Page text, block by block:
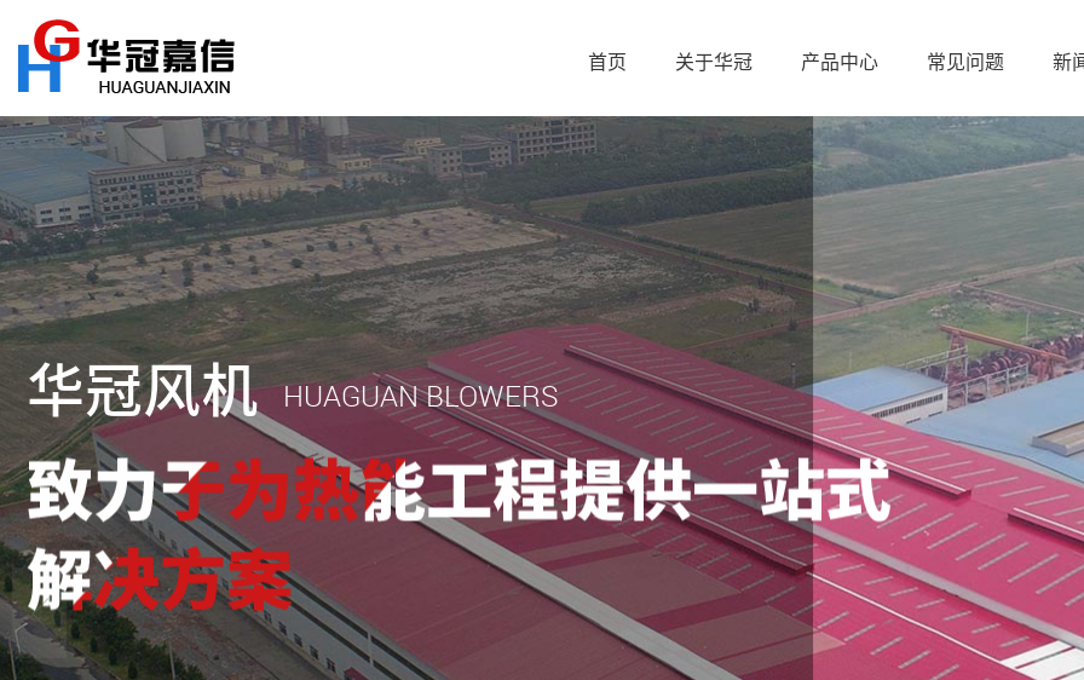
首页 关于华冠 产品中心 常见问题 新
华冠风机 HUAGUAN BLOWERS